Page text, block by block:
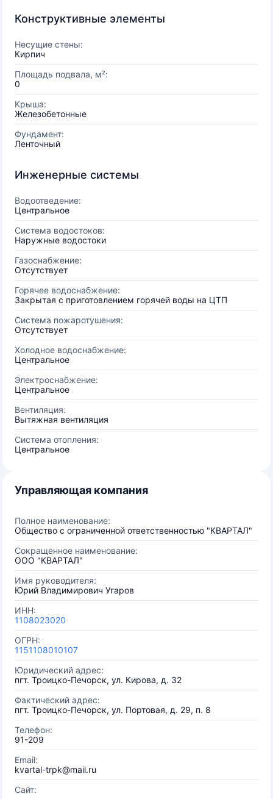
Конструктивные элементы
Несущие стены:
Кирпич
Площадь подвала, м²:
0
Крыша:
Железобетонные
Фундамент:
Ленточный
Инженерные системы
Водоотведение:
Центральное
Система водостоков:
Наружные водостоки
Газоснабжение:
Отсутствует
Горячее водоснабжение:
Закрытая с приготовлением горячей воды на ЦТП
Система пожаротушения:
Отсутствует
Холодное водоснабжение:
Центральное
Электроснабжение:
Центральное
Вентиляция:
Вытяжная вентиляция
Система отопления:
Центральное
Управляющая компания
Полное наименование:
Общество с ограниченной ответственностью "КВАРТАЛ"
Сокращенное наименование:
ООО "КВАРТАЛ"
Имя руководителя:
Юрий Владимирович Угаров
ИНН:
1108023020
ОГРН:
1151108010107
Юридический адрес:
пгт. Троицко-Печорск, ул. Кирова, д. 32
Фактический адрес:
пгт. Троицко-Печорск, ул. Портовая, д. 29, п. 8
Телефон:
91-209
Email:
kvartal-trpk@mail.ru
Сайт: